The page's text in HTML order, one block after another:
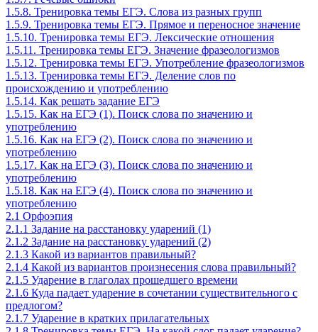
1.5.8. Тренировка темы ЕГЭ. Слова из разных групп
1.5.9. Тренировка темы ЕГЭ. Прямое и переносное значение
1.5.10. Тренировка темы ЕГЭ. Лексические отношения
1.5.11. Тренировка темы ЕГЭ. Значение фразеологизмов
1.5.12. Тренировка темы ЕГЭ. Употребление фразеологизмов
1.5.13. Тренировка темы ЕГЭ. Деление слов по
происхождению и употреблению
1.5.14. Как решать задание ЕГЭ
1.5.15. Как на ЕГЭ (1). Поиск слова по значению и
употреблению
1.5.16. Как на ЕГЭ (2). Поиск слова по значению и
употреблению
1.5.17. Как на ЕГЭ (3). Поиск слова по значению и
употреблению
1.5.18. Как на ЕГЭ (4). Поиск слова по значению и
употреблению
2.1 Орфоэпия
2.1.1 Задание на расстановку ударений (1)
2.1.2 Задание на расстановку ударений (2)
2.1.3 Какой из вариантов правильный?
2.1.4 Какой из вариантов произнесения слова правильный?
2.1.5 Ударение в глаголах прошедшего времени
2.1.6 Куда падает ударение в сочетании существительного с
предлогом?
2.1.7 Ударение в кратких прилагательных